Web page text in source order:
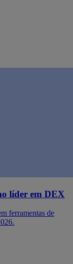
líder em DEX
ferramentas de